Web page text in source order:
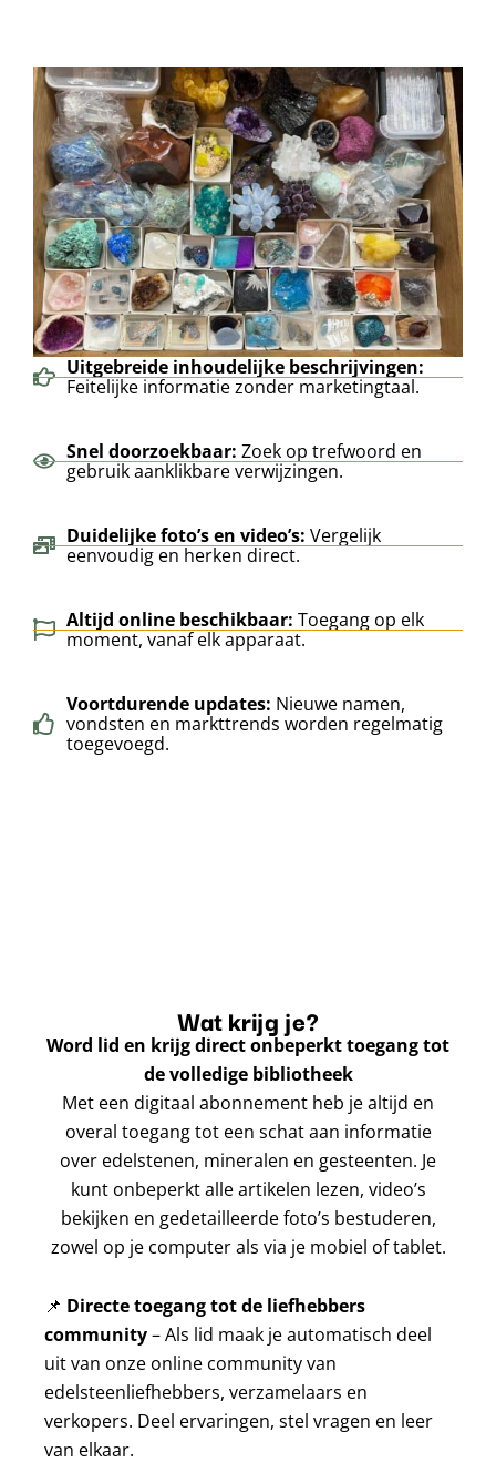
Uitgebreide inhoudelijke beschrijvingen:
Feitelijke informatie zonder marketingtaal.
Snel doorzoekbaar: Zoek op trefwoord en
gebruik aanklikbare verwijzingen.
Duidelijke foto’s en video’s: Vergelijk
eenvoudig en herken direct.
Altijd online beschikbaar: Toegang op elk
moment, vanaf elk apparaat.
Voortdurende updates: Nieuwe namen,
vondsten en markttrends worden regelmatig
toegevoegd.
Wat krijg je?
Word lid en krijg direct onbeperkt toegang tot
de volledige bibliotheek
Met een digitaal abonnement heb je altijd en
overal toegang tot een schat aan informatie
over edelstenen, mineralen en gesteenten. Je
kunt onbeperkt alle artikelen lezen, video’s
bekijken en gedetailleerde foto’s bestuderen,
zowel op je computer als via je mobiel of tablet.
📌 Directe toegang tot de liefhebbers
community– Als lid maak je automatisch deel
uit van onze online community van
edelsteenliefhebbers, verzamelaars en
verkopers. Deel ervaringen, stel vragen en leer
van elkaar.